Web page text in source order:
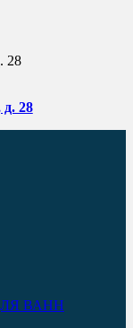
д. 28
ВАНН